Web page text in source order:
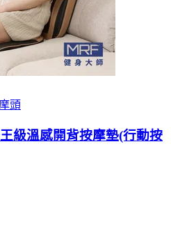
頭
級溫感開背按摩墊(行動按